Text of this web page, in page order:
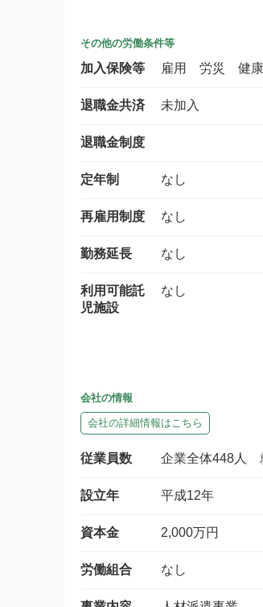
その他の労働条件等
加入保険等 雇用 労災 健
退職金共済 未加入
退職金制度
定年制 なし
再雇用制度 なし
勤務延長 なし
利用可能託
児施設
なし
会社の情報
会社の詳細情報はこちら
従業員数 企業全体448人
設立年 平成12年
資本金 2,000万円
労働組合 なし